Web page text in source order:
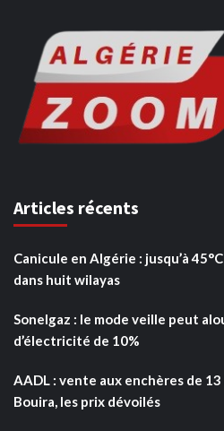
Articles récents
Canicule en Algérie : jusqu’à
dans huit wilayas
Sonelgaz : le mode veille peut
d’électricité de 10%
AADL : vente aux enchères de
Bouira, les prix dévoilés